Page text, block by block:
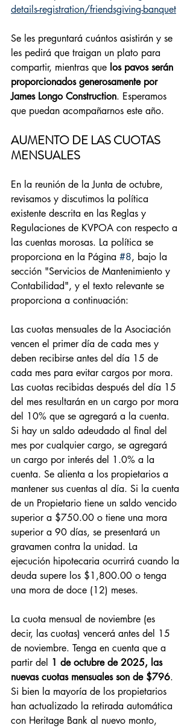
details-registration/friendsgiving-banquet
Se les preguntará cuántos asistirán y se
les pedirá que traigan un plato para
compartir, mientras que los pavos serán
proporcionados generosamente por
James Longo Construction. Esperamos
que puedan acompañarnos este año.
AUMENTO DE LAS CUOTAS
MENSUALES
En la reunión de la Junta de octubre,
revisamos y discutimos la política
existente descrita en las Reglas y
Regulaciones de KVPOA con respecto a
las cuentas morosas. La política se
proporciona en la Página #8, bajo la
sección "Servicios de Mantenimiento y
Contabilidad", y el texto relevante se
proporciona a continuación:
Las cuotas mensuales de la Asociación
vencen el primer día de cada mes y
deben recibirse antes del día 15 de
cada mes para evitar cargos por mora.
Las cuotas recibidas después del día 15
del mes resultarán en un cargo por mora
del 10% que se agregará a la cuenta.
Si hay un saldo adeudado al final del
mes por cualquier cargo, se agregará
un cargo por interés del 1.0% a la
cuenta. Se alienta a los propietarios a
mantener sus cuentas al día. Si la cuenta
de un Propietario tiene un saldo vencido
superior a $750.00 o tiene una mora
superior a 90 días, se presentará un
gravamen contra la unidad. La
ejecución hipotecaria ocurrirá cuando la
deuda supere los $1,800.00 o tenga
una mora de doce (12) meses.
La cuota mensual de noviembre (es
decir, las cuotas) vencerá antes del 15
de noviembre. Tenga en cuenta que a
partir del 1 de octubre de 2025, las
nuevas cuotas mensuales son de $796.
Si bien la mayoría de los propietarios
han actualizado la retirada automática
con Heritage Bank al nuevo monto,